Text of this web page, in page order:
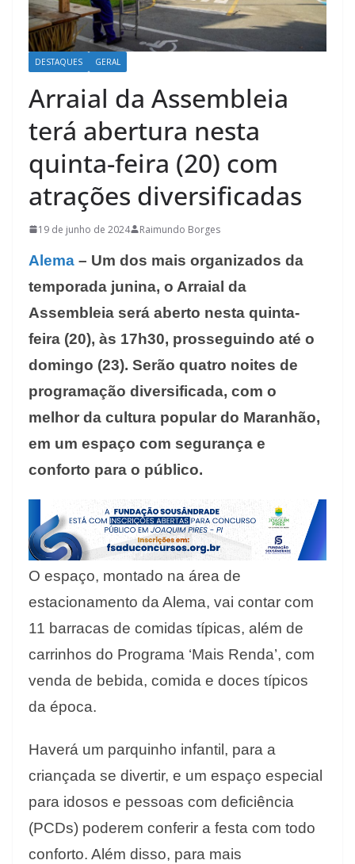
DESTAQUES GERAL
Arraial da Assembleia
terá abertura nesta
quinta-feira (20) com
atrações diversificadas
19 de junho de 2024 Raimundo Borges
Alema – Um dos mais organizados da
temporada junina, o Arraial da
Assembleia será aberto nesta quinta-
feira (20), às 17h30, prosseguindo até o
domingo (23). Serão quatro noites de
programação diversificada, com o
melhor da cultura popular do Maranhão,
em um espaço com segurança e
conforto para o público.
O espaço, montado na área de
estacionamento da Alema, vai contar com
11 barracas de comidas típicas, além de
carrinhos do Programa ‘Mais Renda’, com
venda de bebida, comida e doces típicos
da época.
Haverá um parquinho infantil, para a
criançada se divertir, e um espaço especial
para idosos e pessoas com deficiência
(PCDs) poderem conferir a festa com todo
conforto. Além disso, para mais